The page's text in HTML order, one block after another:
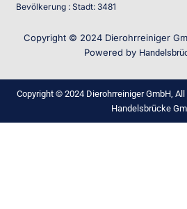
Bevölkerung : Stadt: 3481
Copyright © 2024 Dierohrreiniger
Powered by
Copyright © 2024 Dierohrreiniger GmbH,
Handelsbrücke